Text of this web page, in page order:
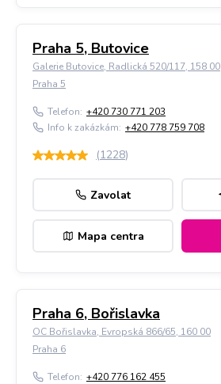
Praha 5, Butovice
Galerie Butovice, Radlická 520/117, 158 00
Praha 5
Telefon: +420 730 771 203
Info k zakázkám: +420 778 759 708
(1228)
Zavolat
Mapa centra
Praha 6, Bořislavka
OC Bořislavka, Evropská 866/65, 160 00
Praha 6
Telefon: +420 776 162 455